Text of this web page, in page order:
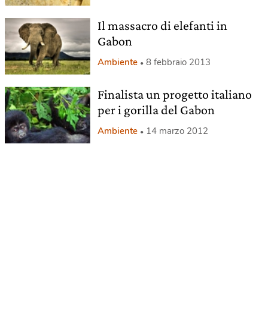
Il massacro di elefanti in
Gabon
Ambiente 8 febbraio 2013
Finalista un progetto italiano
per i gorilla del Gabon
Ambiente 14 marzo 2012